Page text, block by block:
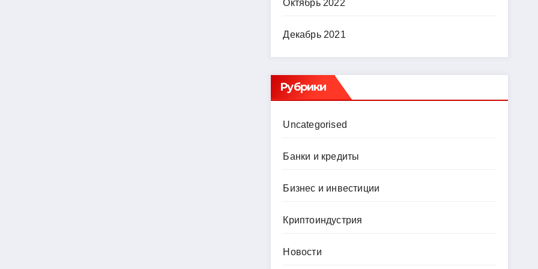
Октябрь 2022
Декабрь 2021
Рубрики
Uncategorised
Банки и кредиты
Бизнес и инвестиции
Криптоиндустрия
Новости